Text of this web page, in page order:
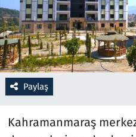
Paylaş
Kahramanmaraş
Resmi İlanlar
Rüya Tabirleri
Sağlık
Savunma Sanayi
Seçim 2023